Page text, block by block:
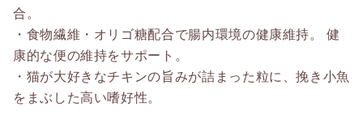
合。
・食物繊維・オリゴ糖配合で腸内環境の健康維持。 健
康的な便の維持をサポート。
・猫が大好きなチキンの旨みが詰まった粒に、挽き小魚
をまぶした高い嗜好性。